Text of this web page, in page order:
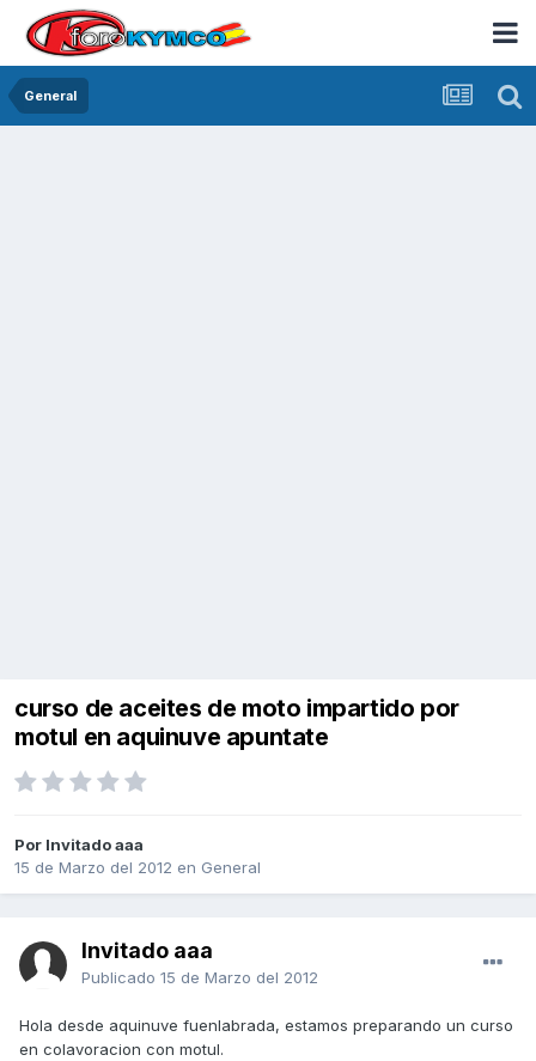
General
curso de aceites de moto impartido por
motul en aquinuve apuntate
Por Invitado aaa
15 de Marzo del 2012 en General
Invitado aaa
Publicado 15 de Marzo del 2012
Hola desde aquinuve fuenlabrada, estamos preparando un curso
en colavoracion con motul.